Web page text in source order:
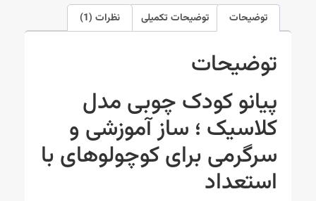
توضیحات توضیحات تکمیلی نظرات (1)
توضیحات
پیانو کودک چوبی مدل
کلاسیک ؛ ساز آموزشی و
سرگرمی برای کوچولوهای با
استعداد